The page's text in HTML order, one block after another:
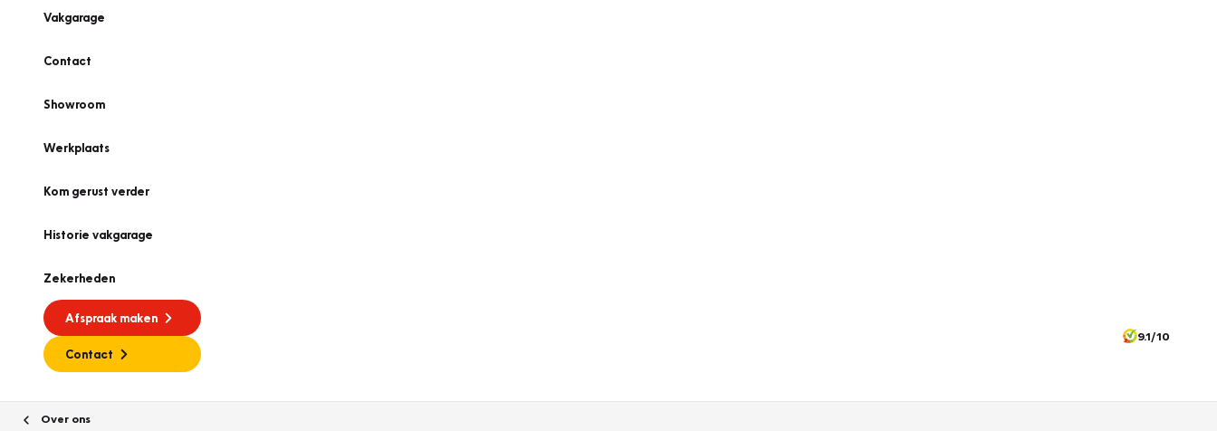
Vakgarage
Contact
Showroom
Werkplaats
Kom gerust verder
Historie vakgarage
Zekerheden
Afspraak maken
Contact
9.1/10
Over ons